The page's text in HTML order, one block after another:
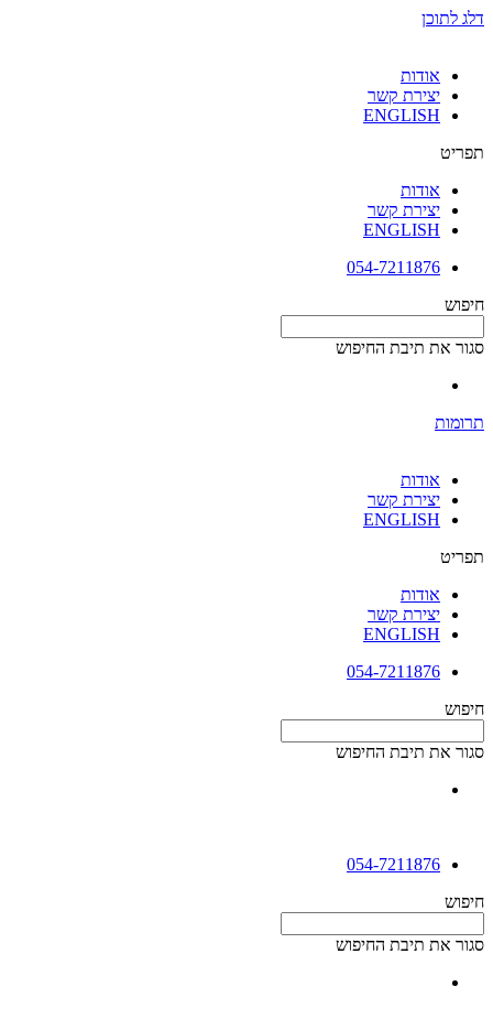
דלג לתוכן
אודות
יצירת קשר
ENGLISH
תפריט
אודות
יצירת קשר
ENGLISH
054-7211876
חיפוש
סגור את תיבת החיפוש
תרומות
אודות
יצירת קשר
ENGLISH
תפריט
אודות
יצירת קשר
ENGLISH
054-7211876
חיפוש
סגור את תיבת החיפוש
054-7211876
חיפוש
סגור את תיבת החיפוש